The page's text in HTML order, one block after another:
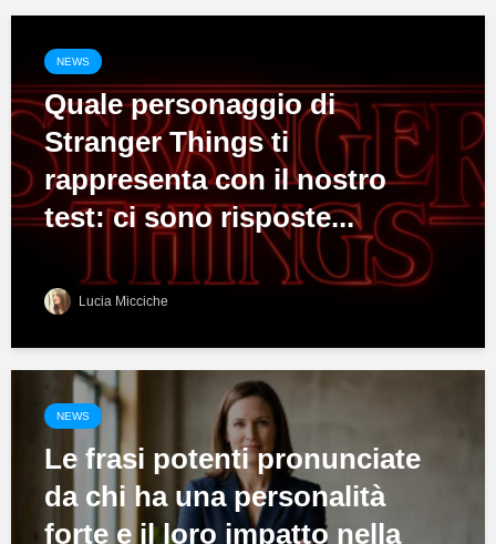
NEWS
Quale personaggio di
Stranger Things ti
rappresenta con il nostro
test: ci sono risposte...
Lucia Micciche
NEWS
Le frasi potenti pronunciate
da chi ha una personalità
forte e il loro impatto nella